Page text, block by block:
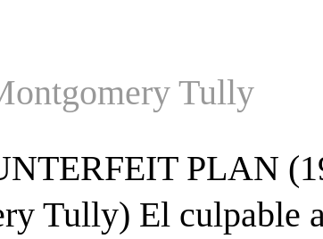
Tully
PLAN
Tully) El culpable